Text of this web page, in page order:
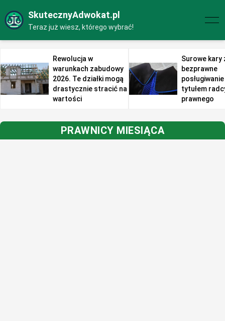
SkutecznyAdwokat.pl
Teraz już wiesz, którego wybrać!
Rewolucja w
warunkach zabudowy
2026. Te działki mogą
drastycznie stracić na
wartości
Surowe kary
bezprawne
tytułem
prawnego
PRAWNICY MIESIĄCA